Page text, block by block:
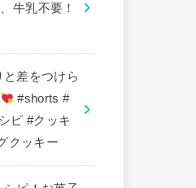
牛乳不要！
差をつけら
#shorts #
ピ #クッキ
クッキー